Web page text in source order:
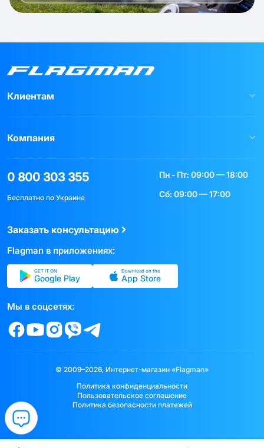
Клиентам
Компания
0 800 303 355
Бесплатно по Украине
Пн - Пт: 09:00 — 18:00
Сб: 09:00 — 17:00
Заказать консультацию
Flagman в приложениях:
GET IT ON
Google Play
Download on the
App Store
Мы в соцсетях:
© 2009–2026, Интернет-магазин «Flagman»
Политика конфиденциальности
Пользовательское соглашение
Политика безопасности платежей